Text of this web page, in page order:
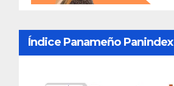
Índice Panameño Panindex